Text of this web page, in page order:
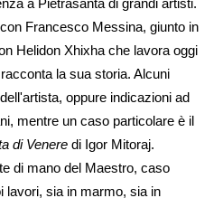
Francesco Messina, giunto in
Helidon Xhixha che lavora oggi
la sua storia. Alcuni
oppure indicazioni ad
mentre un caso particolare è il
di Veneredi Igor Mitoraj.
di mano del Maestro, caso
lavori, sia in marmo, sia in